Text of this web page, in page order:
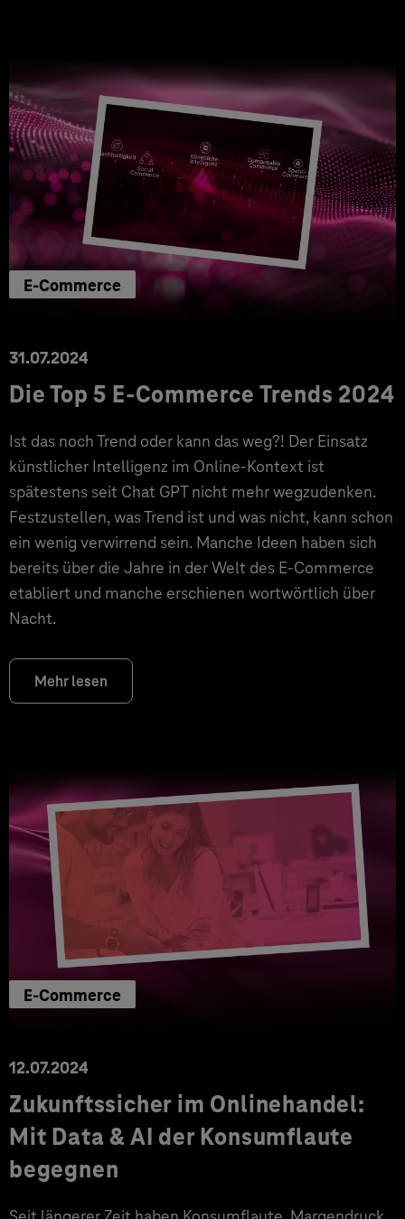
E-Commerce
31.07.2024
Die Top 5 E-Commerce Trends 2024
Ist das noch Trend oder kann das weg?! Der Einsatz
künstlicher Intelligenz im Online-Kontext ist
spätestens seit Chat GPT nicht mehr wegzudenken.
Festzustellen, was Trend ist und was nicht, kann schon
ein wenig verwirrend sein. Manche Ideen haben sich
bereits über die Jahre in der Welt des E-Commerce
etabliert und manche erschienen wortwörtlich über
Nacht.
Mehr lesen
E-Commerce
12.07.2024
Zukunftssicher im Onlinehandel:
Mit Data & AI der Konsumflaute
begegnen